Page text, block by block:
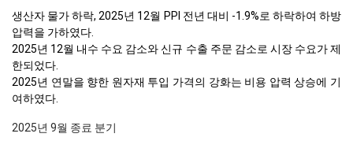
생산자 물가 하락, 2025년 12월 PPI 전년 대비 -1.9%로 하락하여 하방
압력을 가하였다.
2025년 12월 내수 수요 감소와 신규 수출 주문 감소로 시장 수요가 제
한되었다.
2025년 연말을 향한 원자재 투입 가격의 강화는 비용 압력 상승에 기
여하였다.
2025년 9월 종료 분기